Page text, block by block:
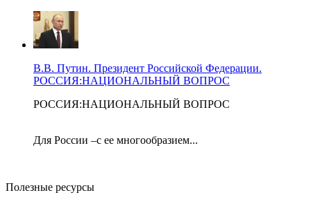
В.В. Путин. Президент Российской Федерации.
РОССИЯ:НАЦИОНАЛЬНЫЙ ВОПРОС
РОССИЯ:НАЦИОНАЛЬНЫЙ ВОПРОС
Для России –с ее многообразием...
Полезные ресурсы